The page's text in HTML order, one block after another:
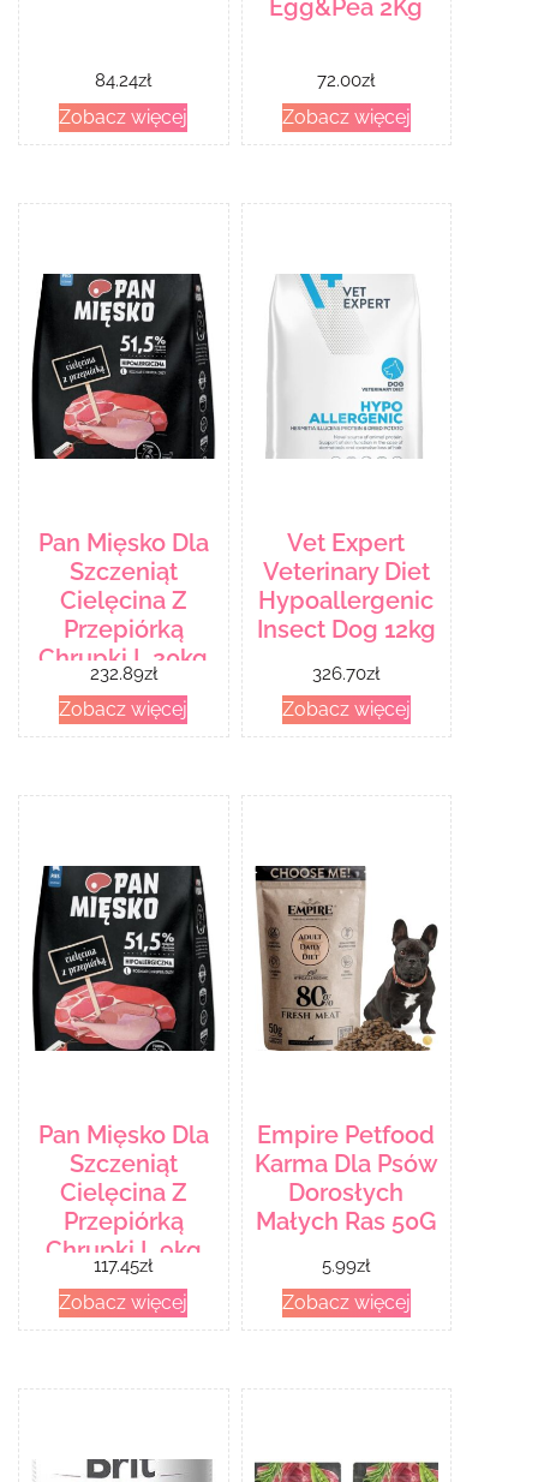
84.24zł
Zobacz więcej
Egg&Pea 2Kg
72.00zł
Zobacz więcej
Pan Mięsko Dla
Szczeniąt
Cielęcina Z
Przepiórką
Chrupki L 20kg
232.89zł
Zobacz więcej
Vet Expert
Veterinary Diet
Hypoallergenic
Insect Dog 12kg
326.70zł
Zobacz więcej
Pan Mięsko Dla
Szczeniąt
Cielęcina Z
Przepiórką
Chrupki L 9kg
117.45zł
Zobacz więcej
Empire Petfood
Karma Dla Psów
Dorosłych
Małych Ras 50G
5.99zł
Zobacz więcej